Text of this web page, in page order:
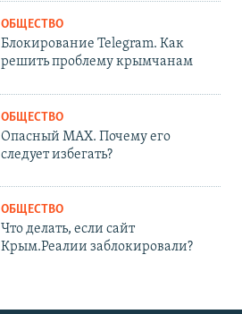
ОБЩЕСТВО
Блокирование Telegram. Как
решить проблему крымчанам
ОБЩЕСТВО
Опасный MAX. Почему его
следует избегать?
ОБЩЕСТВО
Что делать, если сайт
Крым.Реалии заблокировали?